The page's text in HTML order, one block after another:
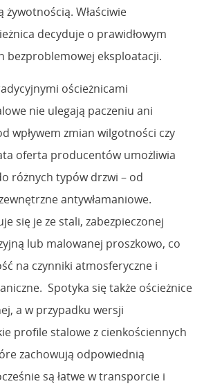
żywotnością. Właściwie
decyduje o prawidłowym
bezproblemowej eksploatacji.
ościeżnicami
nie ulegają paczeniu ani
wpływem zmian wilgotności czy
oferta producentów umożliwia
różnych typów drzwi – od
antywłamaniowe.
się je ze stali, zabezpieczonej
lub malowanej proszkowo, co
na czynniki atmosferyczne i
Spotyka się także ościeżnice
a w przypadku wersji
profile stalowe z cienkościennych
zachowują odpowiednią
są łatwe w transporcie i